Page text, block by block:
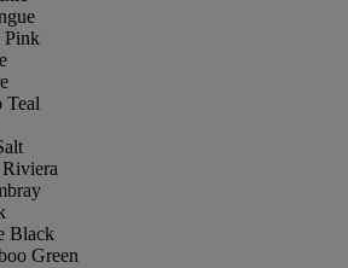
Pink
Teal
Black
Green